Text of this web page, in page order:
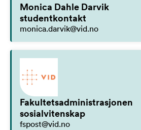
Monica Dahle Darvik
studentkontakt
monica.darvik@vid.no
Fakultetsadministrasjonen
sosialvitenskap
fspost@vid.no